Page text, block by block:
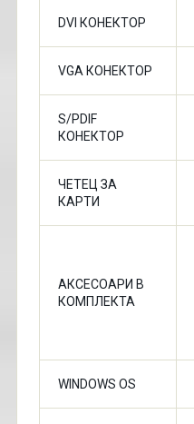
DVI КОНЕКТОР
VGA КОНЕКТОР
S/PDIF
КОНЕКТОР
ЧЕТЕЦ ЗА
КАРТИ
АКСЕСОАРИ В
КОМПЛЕКТА
WINDOWS OS